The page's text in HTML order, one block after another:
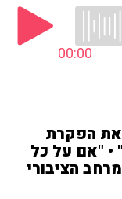
00:00
הפקרת
• "אם על כל
הציבורי